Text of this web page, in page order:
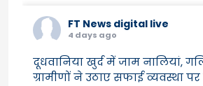
FT News digital live
4 days ago
दूधवानिया खुर्द में जाम नालियां,
ग्रामीणों ने उठाए सफाई व्यवस्था